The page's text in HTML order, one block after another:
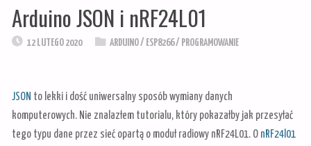
Arduino JSON i nRF24L01
12 LUTEGO 2020 ARDUINO/ ESP8266/ PROGRAMOWANIE
JSON to lekki i dość uniwersalny sposób wymiany danych
komputerowych. Nie znalazłem tutorialu, który pokazałby jak przesyłać
tego typu dane przez sieć opartą o moduł radiowy nRF24L01. O nRF24l01